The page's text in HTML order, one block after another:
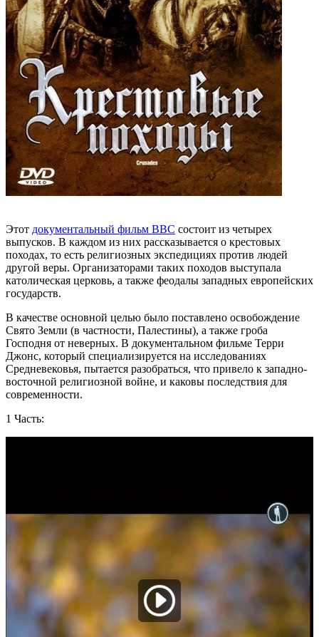
Этот документальный фильм BBC состоит из четырех
выпусков. В каждом из них рассказывается о крестовых
походах, то есть религиозных экспедициях против людей
другой веры. Организаторами таких походов выступала
католическая церковь, а также феодалы западных европейских
государств.
В качестве основной целью было поставлено освобождение
Свято Земли (в частности, Палестины), а также гроба
Господня от неверных. В документальном фильме Терри
Джонс, который специализируется на исследованиях
Средневековья, пытается разобраться, что привело к западно-
восточной религиозной войне, и каковы последствия для
современности.
1 Часть: